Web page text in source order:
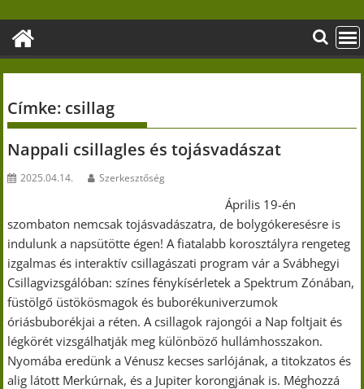
content
Címke: csillag
Nappali csillagles és tojásvadászat
2025.04.14. Szerkesztőség
Április 19-én
szombaton nemcsak tojásvadászatra, de bolygókeresésre is
indulunk a napsütötte égen! A fiatalabb korosztályra rengeteg
izgalmas és interaktív csillagászati program vár a Svábhegyi
Csillagvizsgálóban: színes fénykísérletek a Spektrum Zónában,
füstölgő üstökösmagok és buborékuniverzumok
óriásbuborékjai a réten. A csillagok rajongói a Nap foltjait és
légkörét vizsgálhatják meg különböző hullámhosszakon.
Nyomába eredünk a Vénusz kecses sarlójának, a titokzatos és
alig látott Merkúrnak, és a Jupiter korongjának is. Méghozzá